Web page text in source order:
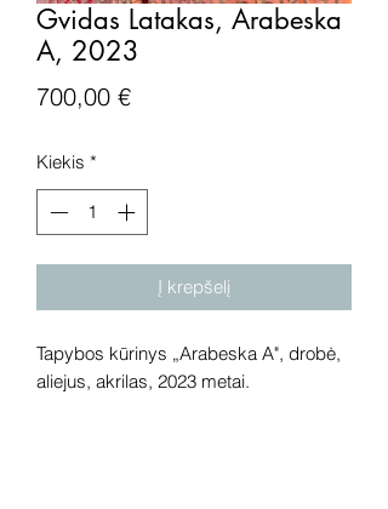
Gvidas Latakas, Arabeska
A, 2023
700,00 €Price
Kiekis *
Į krepšelį
Tapybos kūrinys „Arabeska A", drobė,
aliejus, akrilas, 2023 metai.